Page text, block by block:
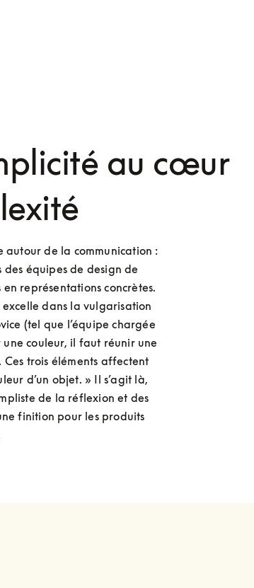
au cœur
de la communication :
des équipes de design de
représentations concrètes.
dans la vulgarisation
(tel que l’équipe chargée
une couleur, il faut réunir une
trois éléments affectent
d’un objet. » Il s’agit là,
de la réflexion et des
finition pour les produits